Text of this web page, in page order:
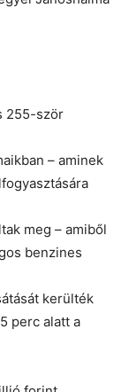
255-ször
– aminek
meg – amiből
benzines
kerülték
perc alatt a